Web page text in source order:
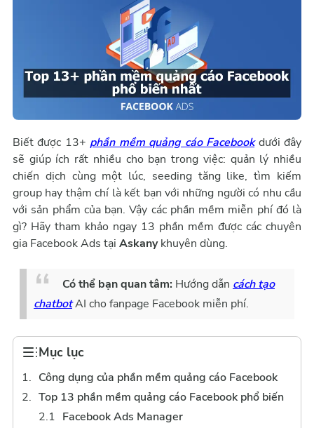
Biết được 13+ phần mềm quảng cáo Facebookdưới đây
sẽ giúp ích rất nhiều cho bạn trong việc: quản lý nhiều
chiến dịch cùng một lúc, seeding tăng like, tìm kiếm
group hay thậm chí là kết bạn với những người có nhu cầu
với sản phẩm của bạn. Vậy các phần mềm miễn phí đó là
gì? Hãy tham khảo ngay 13 phần mềm được các chuyên
gia Facebook Ads tại Askanykhuyên dùng.
Có thể bạn quan tâm: Hướng dẫn cách tạo
chatbotAI cho fanpage Facebook miễn phí.
Mục lục
Công dụng của phần mềm quảng cáo Facebook
Top 13 phần mềm quảng cáo Facebook phổ biến
Facebook Ads Manager